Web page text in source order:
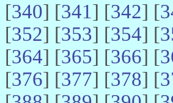
[340] [341] [342] [
[352] [353] [354] [
[364] [365] [366] [
[376] [377] [378] [